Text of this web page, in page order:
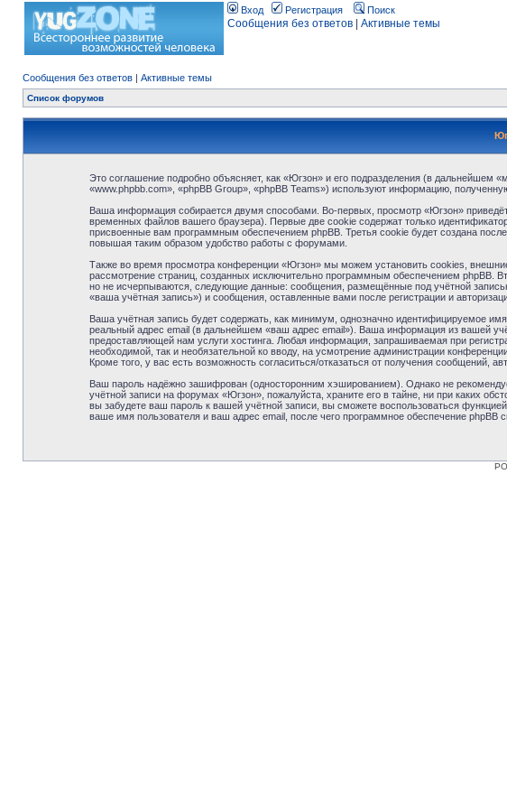
Вход Регистрация Поиск
Сообщения без ответов Активные темы
Сообщения без ответов | Активные темы
Список форумов
Это соглашение подробно объясняет, как «Югзон» и его подразделения (в
«www.phpbb.com», «phpBB Group», «phpBB Teams») используют информацию,
Ваша информация собирается двумя способами. Во-первых, просмотр «Югзон»
временных файлов вашего браузера). Первые две cookie содержат только
присвоенные вам программным обеспечением phpBB. Третья cookie будет создана
повышая таким образом удобство работы с форумами.
Также во время просмотра конференции «Югзон» мы можем установить cookies,
рассмотрение страниц, созданных исключительно программным обеспечением
но не исчерпываются, следующие данные: сообщения, размещённые под учётной
«ваша учётная запись») и сообщения, оставленные вами после регистрации и
Ваша учётная запись будет содержать, как минимум, однозначно идентифицируемое
реальный адрес email (в дальнейшем «ваш адрес email»). Ваша информация из вашей
предоставляющей нам услуги хостинга. Любая информация, запрашиваемая при
необходимой, так и необязательной ко вводу, на усмотрение администрации
Кроме того, у вас есть возможность согласиться/отказаться от получения сообщений,
Ваш пароль надёжно зашифрован (односторонним хэшированием). Однако не
учётной записи на форумах «Югзон», пожалуйста, храните его в тайне, ни при каких
вы забудете ваш пароль к вашей учётной записи, вы сможете воспользоваться
ваше имя пользователя и ваш адрес email, после чего программное обеспечение phpBB